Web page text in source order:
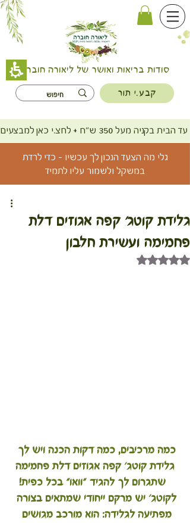
סודות בריאות ואושר של ליאורה חוברה
קבע.י תור
ש"ח + לחצ.י כאן למבצעים
גלי מה הצעד הנכון לך עכשיו - כדי לרדת
במשקל ולשמור עליו לתמיד
גלידת קוטג' קפה אגוזים דלת
פחמימה ועשירת חלבון
דירוג של NaN מתוך 5 כוכבים
כמה מרכיבים, כמה דקות הכנה ויש לך
גלידת קוטג' קפה אגוזים דלת פחמימה
שתגרום לך להגיד "וואו" בכל כפית!
לקוטג' יש מרקם ייחודי שמתאים בצורה
מפתיעה לגלידה: הוא מורכב מגושים